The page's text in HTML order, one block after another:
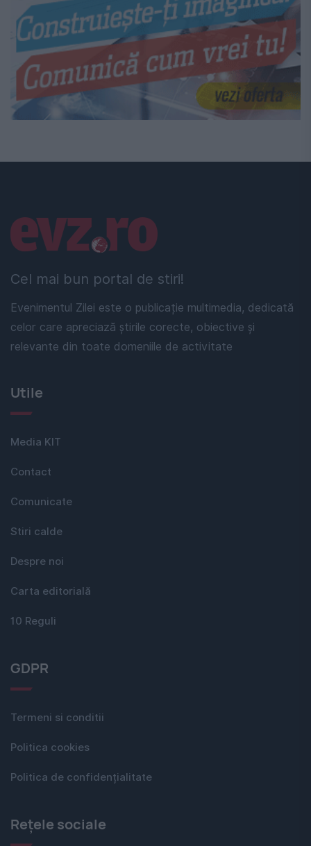
Cel mai bun portal de stiri!
Evenimentul Zilei este o publicație multimedia, dedicată
celor care apreciază știrile corecte, obiective și
relevante din toate domeniile de activitate
Linkuri utile
Utile
Media KIT
Contact
Comunicate
Stiri calde
Despre noi
Carta editorială
10 Reguli
GDPR
Termeni si conditii
Politica cookies
Politica de confidențialitate
Rețele sociale